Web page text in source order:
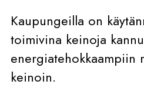
Kaupungeilla on
toimivina keinoja
energiatehokkaampiin
keinoin.